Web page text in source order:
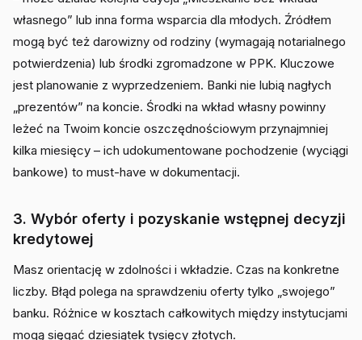
własnego” lub inna forma wsparcia dla młodych. Źródłem
mogą być też darowizny od rodziny (wymagają notarialnego
potwierdzenia) lub środki zgromadzone w PPK. Kluczowe
jest planowanie z wyprzedzeniem. Banki nie lubią nagłych
„prezentów” na koncie. Środki na wkład własny powinny
leżeć na Twoim koncie oszczędnościowym przynajmniej
kilka miesięcy – ich udokumentowane pochodzenie (wyciągi
bankowe) to must-have w dokumentacji.
3. Wybór oferty i pozyskanie wstępnej decyzji
kredytowej
Masz orientację w zdolności i wkładzie. Czas na konkretne
liczby. Błąd polega na sprawdzeniu oferty tylko „swojego”
banku. Różnice w kosztach całkowitych między instytucjami
mogą sięgać dziesiątek tysięcy złotych.